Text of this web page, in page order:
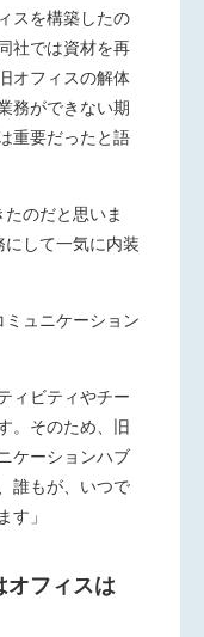
スを構築したの
社では資材を再
オフィスの解体
務ができない期
重要だったと語
のだと思いま
して一気に内装
ュニケーション
ィビティやチー
。そのため、旧
ケーションハブ
誰もが、いつで
す」
オフィスは